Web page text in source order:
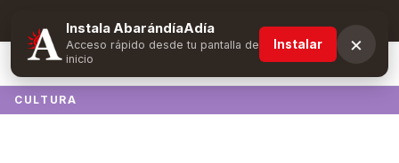
Suscríbete y obtén ventajas exclusivas
CULTURA
Instala AbarándíaAdía
Acceso rápido desde tu pantalla de
inicio
Instalar ×